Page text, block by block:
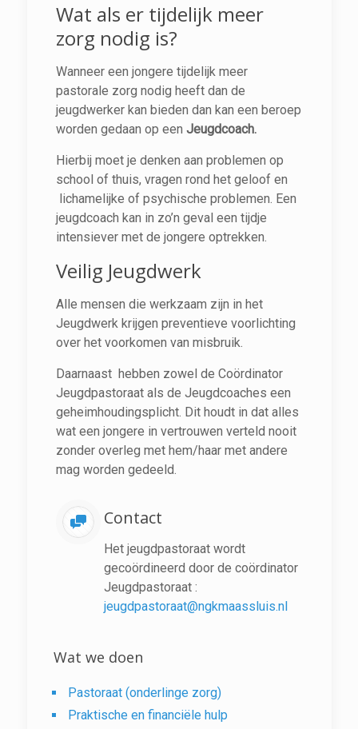
Wat als er tijdelijk meer
zorg nodig is?
Wanneer een jongere tijdelijk meer
pastorale zorg nodig heeft dan de
jeugdwerker kan bieden dan kan een beroep
worden gedaan op eenJeugdcoach.
Hierbij moet je denken aan problemen op
school of thuis, vragen rond het geloof en
lichamelijke of psychische problemen. Een
jeugdcoach kan in zo’n geval een tijdje
intensiever met de jongere optrekken.
Veilig Jeugdwerk
Alle mensen die werkzaam zijn in het
Jeugdwerk krijgen preventieve voorlichting
over het voorkomen van misbruik.
Daarnaast hebben zowel de Coördinator
Jeugdpastoraat als de Jeugdcoaches een
geheimhoudingsplicht. Dit houdt in dat alles
wat een jongere in vertrouwen verteld nooit
zonder overleg met hem/haar met andere
mag worden gedeeld.
Contact
Het jeugdpastoraat wordt
gecoördineerd door de coördinator
Jeugdpastoraat :
jeugdpastoraat@ngkmaassluis.nl
Wat we doen
Pastoraat (onderlinge zorg)
Praktische en financiële hulp